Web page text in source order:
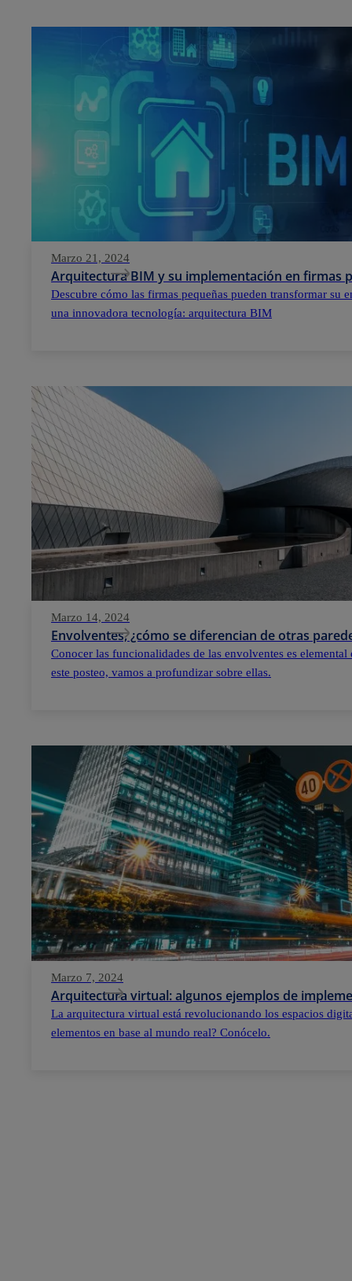
Marzo 21, 2024
Arquitectura BIM y su implementación en firmas
Descubre cómo las firmas pequeñas pueden transformar su
una innovadora tecnología: arquitectura BIM
Marzo 14, 2024
Envolventes, ¿cómo se diferencian de otras
Conocer las funcionalidades de las envolventes es
este posteo, vamos a profundizar sobre ellas.
Marzo 7, 2024
Arquitectura virtual: algunos ejemplos de
La arquitectura virtual está revolucionando los espacios
elementos en base al mundo real? Conócelo.